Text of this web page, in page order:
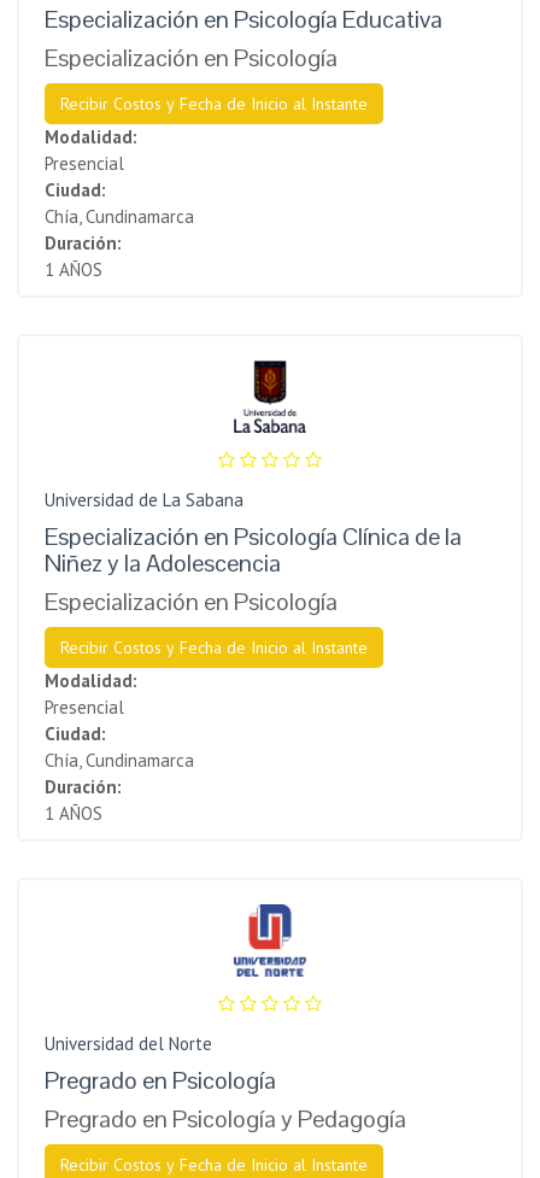
Especialización en Psicología Educativa
Especialización en Psicología
Recibir Costos y Fecha de Inicio al Instante
Modalidad:
Presencial
Ciudad:
Chía, Cundinamarca
Duración:
1 AÑOS
Universidad de La Sabana
Especialización en Psicología Clínica de la
Niñez y la Adolescencia
Especialización en Psicología
Recibir Costos y Fecha de Inicio al Instante
Modalidad:
Presencial
Ciudad:
Chía, Cundinamarca
Duración:
1 AÑOS
Universidad del Norte
Pregrado en Psicología
Pregrado en Psicología y Pedagogía
Recibir Costos y Fecha de Inicio al Instante